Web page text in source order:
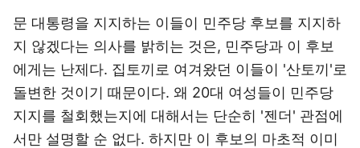
문 대통령을 지지하는 이들이 민주당 후보를 지지하
지 않겠다는 의사를 밝히는 것은, 민주당과 이 후보
에게는 난제다. 집토끼로 여겨왔던 이들이 '산토끼'로
돌변한 것이기 때문이다. 왜 20대 여성들이 민주당
지지를 철회했는지에 대해서는 단순히 '젠더' 관점에
서만 설명할 순 없다. 하지만 이 후보의 마초적 이미